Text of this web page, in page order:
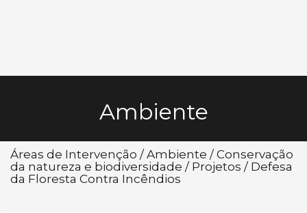
Ambiente
Áreas de Intervenção / Ambiente / Conservação
da natureza e biodiversidade / Projetos / Defesa
da Floresta Contra Incêndios